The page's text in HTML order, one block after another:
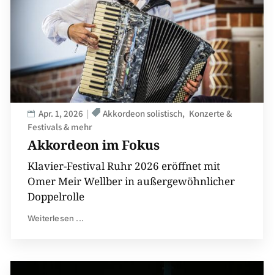
Akkordeon im Fokus
Apr. 1, 2026 Akkordeon solistisch
Konzerte &
Festivals & mehr
Klavier-Festival Ruhr 2026 eröffnet mit
Omer Meir Wellber in außergewöhnlicher
Doppelrolle
Weiterlesen ...